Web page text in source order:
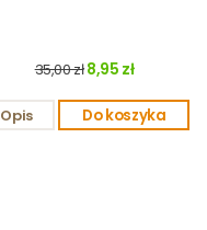
35,00 zł8,95 zł
Opis Do koszyka